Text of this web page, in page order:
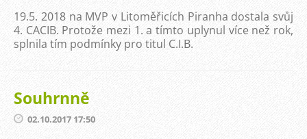
19.5. 2018 na MVP v Litoměřicích Piranha dostala svůj
4. CACIB. Protože mezi 1. a tímto uplynul více než rok,
splnila tím podmínky pro titul C.I.B.
Souhrnně
02.10.2017 17:50